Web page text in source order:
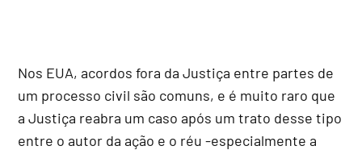
Nos EUA, acordos fora da Justiça entre partes de
um processo civil são comuns, e é muito raro que
a Justiça reabra um caso após um trato desse tipo
entre o autor da ação e o réu -especialmente a